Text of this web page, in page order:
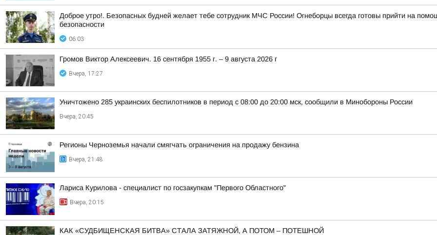
Доброе утро!. Безопасных будней желает тебе сотрудник МЧС России! Огнеборцы всегда готовы прийти на
безопасности
06:03
Громов Виктор Алексеевич. 16 сентября 1955 г. – 9 августа 2026 г
Вчера, 17:27
Уничтожено 285 украинских беспилотников в период с 08:00 до 20:00 мск, сообщили в Минобороны России
Вчера, 20:45
Регионы Черноземья начали смягчать ограничения на продажу бензина
Вчера, 21:48
Лариса Курилова - специалист по госзакупкам "Первого Областного"
Вчера, 20:15
КАК «СУДБИЩЕНСКАЯ БИТВА» СТАЛА ЗАТЯЖНОЙ, А ПОТОМ – ПОТЕШНОЙ